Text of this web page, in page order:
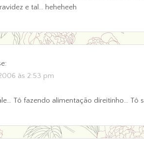
e tal… heheheeh
às 2:53 pm
Tô fazendo alimentação direitinho… Tô